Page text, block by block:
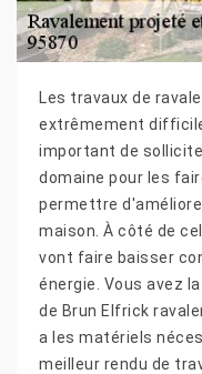
Les travaux de
extrêmement
important de
domaine pour les
permettre
maison. À côté de
vont faire baisser
énergie. Vous avez
de Brun Elfrick
a les matériels
meilleur rendu de